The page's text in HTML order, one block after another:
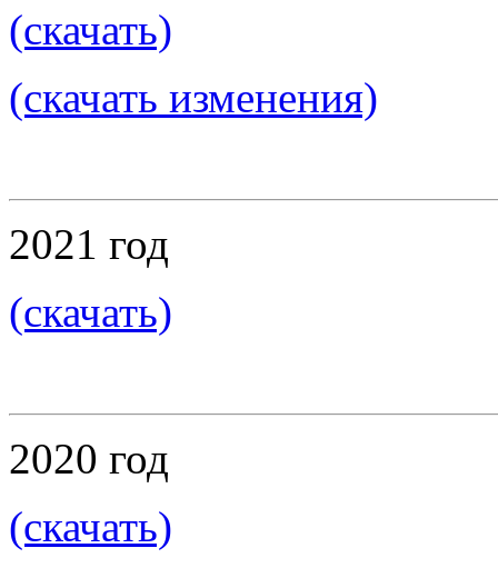
(скачать)
(скачать изменения)
2021 год
(скачать)
2020 год
(скачать)